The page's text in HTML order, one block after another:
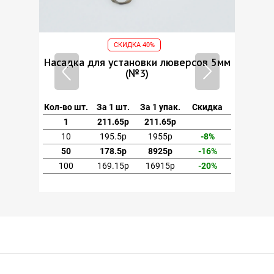
СКИДКА 40%
Насадка для установки люверсов 5мм
(№3)
Кол-во шт. За 1 шт. За 1 упак.
Скидка
1
211.65р
211.65р
10
195.5р 1955р
-8%
50
178.5р 8925р
-16%
100
169.15р 16915р -20%